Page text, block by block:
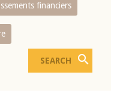
financiers